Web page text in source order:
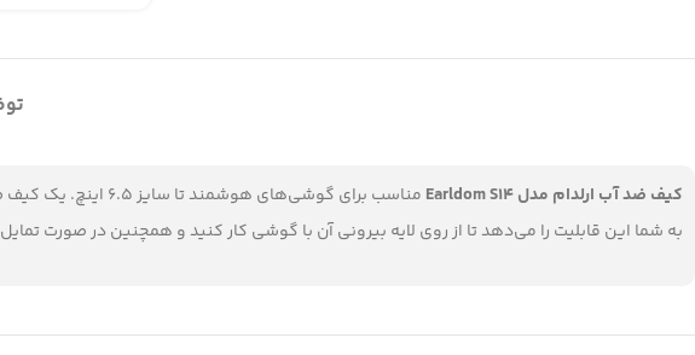
کیف ضد آب ارلدام مدل Earldom S14
مناسب برای
به شما این قابلیت را می‌دهد تا از روی لایه بیرونی آن با گوشی کار کنید و همچنین در صورت